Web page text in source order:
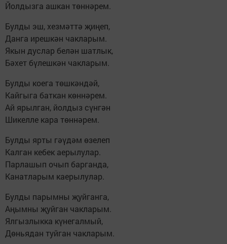
Йолдызга ашкан төннәрем.
Булды эш, хезмәттә җиңеп,
Данга ирешкән чакларым.
Якын дуслар белән шатлык,
Бәхет бүлешкән чакларым.
Булды коега төшкәндәй,
Кайгыга баткан көннәрем.
Ай ярылган, йолдыз сүнгән
Шикелле кара төннәрем.
Булды ярты гәүдәм өзелеп
Калган кебек аерылулар.
Парлашып очып барганда,
Канатларым каерылулар.
Булды парымны җуйганга,
Аңымны җуйган чакларым.
Ялгызлыкка күнегалмый,
Дөньядан туйган чакларым.